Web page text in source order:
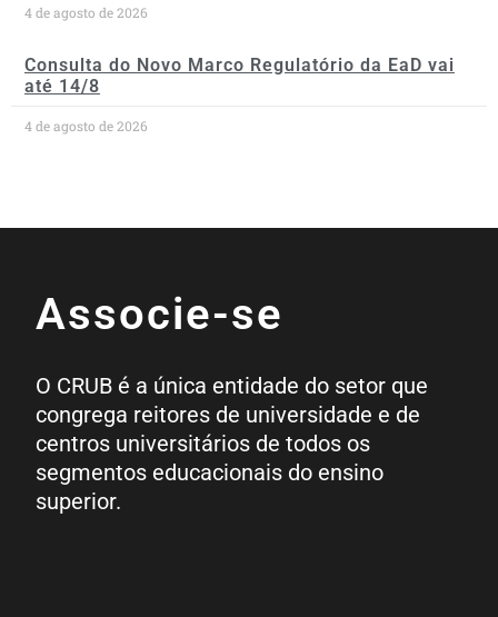
4 de agosto de 2026
Consulta do Novo Marco Regulatório da EaD vai
até 14/8
4 de agosto de 2026
Associe-se
O CRUB é a única entidade do setor que
congrega reitores de universidade e de
centros universitários de todos os
segmentos educacionais do ensino
superior.